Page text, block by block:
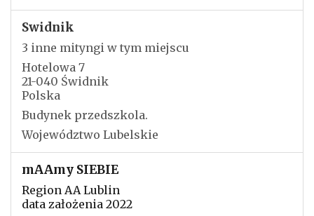
Swidnik
3 inne mityngi w tym miejscu
Hotelowa 7
21-040 Świdnik
Polska
Budynek przedszkola.
Województwo Lubelskie
mAAmy SIEBIE
Region AA Lublin
data założenia 2022